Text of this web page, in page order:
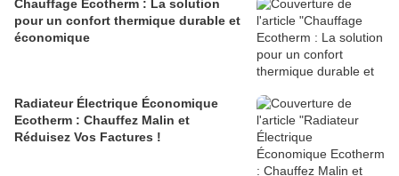
Chauffage Ecotherm : La solution
pour un confort thermique durable et
économique
Radiateur Électrique Économique
Ecotherm : Chauffez Malin et
Réduisez Vos Factures !